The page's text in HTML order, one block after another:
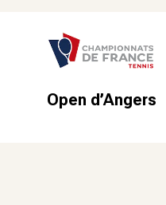
Open d’Angers